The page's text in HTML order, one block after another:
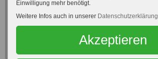
Alle Medien zulassen
Einwilligung mehr benötigt.
Weitere Infos auch in unserer Datenschutzerklärung
Akzeptieren